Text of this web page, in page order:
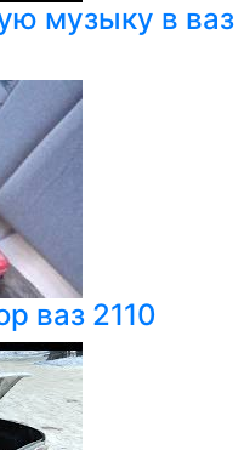
музыку в ваз
ваз 2110